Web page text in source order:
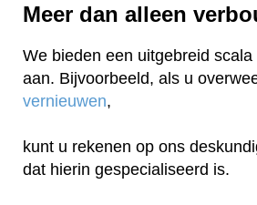
Meer dan alleen
We bieden een uitgebreid scala
aan. Bijvoorbeeld, als u
vernieuwen,
kunt u rekenen op ons
dat hierin gespecialiseerd is.